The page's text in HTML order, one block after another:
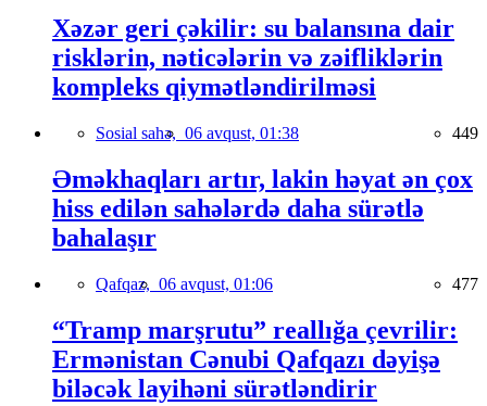
Xəzər geri çəkilir: su balansına dair
risklərin, nəticələrin və zəifliklərin
kompleks qiymətləndirilməsi
Sosial sahə, 06 avqust, 01:38 449
Əməkhaqları artır, lakin həyat ən çox
hiss edilən sahələrdə daha sürətlə
bahalaşır
Qafqaz, 06 avqust, 01:06 477
“Tramp marşrutu” reallığa çevrilir:
Ermənistan Cənubi Qafqazı dəyişə
biləcək layihəni sürətləndirir